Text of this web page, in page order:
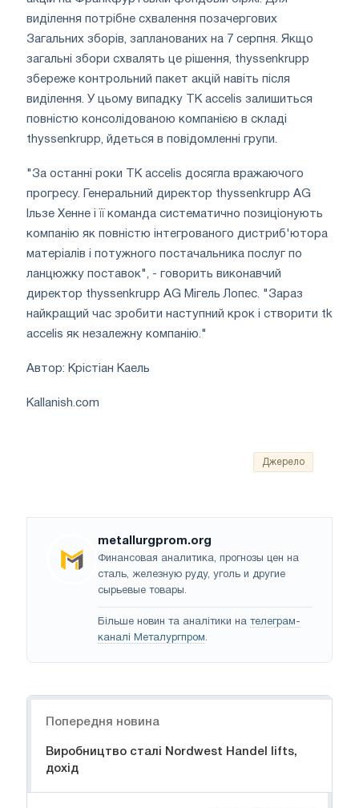
виділення потрібне схвалення позачергових
Загальних зборів, запланованих на 7 серпня. Якщо
загальні збори схвалять це рішення, thyssenkrupp
збереже контрольний пакет акцій навіть після
виділення. У цьому випадку TK accelis залишиться
повністю консолідованою компанією в складі
thyssenkrupp, йдеться в повідомленні групи.
"За останні роки TK accelis досягла вражаючого
прогресу. Генеральний директор thyssenkrupp AG
Ільзе Хенне і її команда систематично позиціонують
компанію як повністю інтегрованого дистриб'ютора
матеріалів і потужного постачальника послуг по
ланцюжку поставок", - говорить виконавчий
директор thyssenkrupp AG Мігель Лопес. "Зараз
найкращий час зробити наступний крок і створити tk
accelis як незалежну компанію."
Автор: Крістіан Каель
Kallanish.com
Джерело
metallurgprom.org
Финансовая аналитика, прогнозы цен на
сталь, железную руду, уголь и другие
сырьевые товары.
Більше новин та аналітики на телеграм-
каналі Металургпром.
Попередня новина
Виробництво сталі Nordwest Handel lifts,
дохід